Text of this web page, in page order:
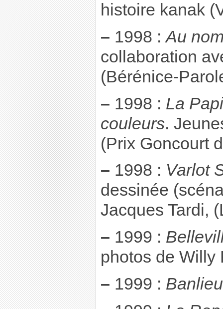
histoire kanak
– 1998 :Au
collaboration
(Bérénice-
– 1998 : La
couleurs.
(Prix Goncourt
– 1998 : Varlot
dessinée
Jacques Tardi,
– 1999 :
photos de Willy
– 1999 :